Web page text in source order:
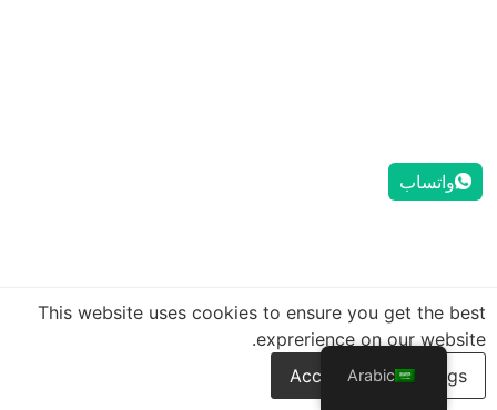
واتساب
Arabic
This website uses cookies to ensure you get the best
exprerience on our website.